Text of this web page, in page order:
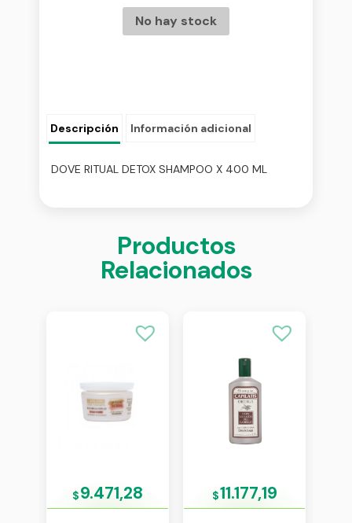
No hay stock
Descripción Información adicional
DOVE RITUAL DETOX SHAMPOO X 400 ML
Productos
Relacionados
$9.471,28 $11.177,19